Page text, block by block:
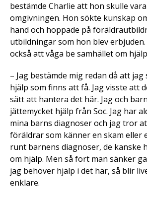
bestämde Charlie att hon skulle
omgivningen. Hon sökte kunskap
hand och hoppade på
utbildningar som hon blev
också att våga be samhället om
– Jag bestämde mig redan då att
hjälp som finns att få. Jag visste att
sätt att hantera det här. Jag och
jättemycket hjälp från Soc. Jag har
mina barns diagnoser och jag tror
föräldrar som känner en skam eller
runt barnens diagnoser, de kanske
om hjälp. Men så fort man sänker
jag behöver hjälp i det här, så blir
enklare.